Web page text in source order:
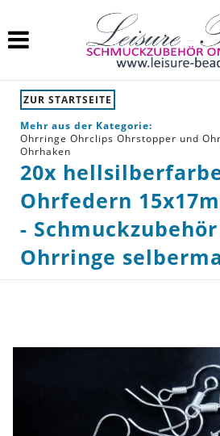
ZUR STARTSEITE
Mehr aus der Kategorie:
Ohrringe Ohrclips Ohrstopper und
Ohrhaken
20x
Ohrfedern
-
Ohrringe